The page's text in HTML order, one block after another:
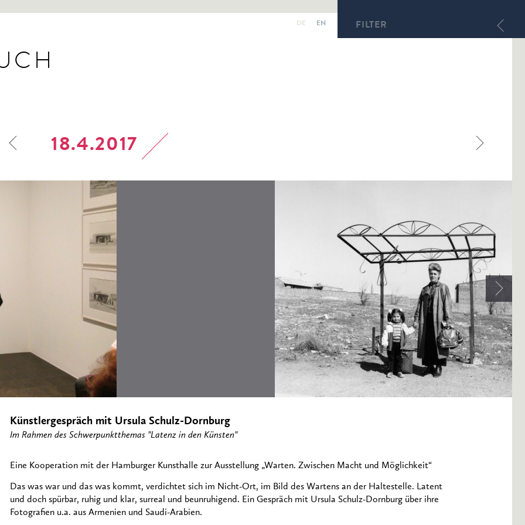
DE EN FILTER
18.4.2017
Künstlergespräch mit Ursula Schulz-Dornburg
Im Rahmen des Schwerpunktthemas "Latenz in den Künsten"
Eine Kooperation mit der Hamburger Kunsthalle zur Ausstellung „Warten. Zwischen Macht und Möglichkeit“
Das was war und das was kommt, verdichtet sich im Nicht-Ort, im Bild des Wartens an der Haltestelle. Latent
und doch spürbar, ruhig und klar, surreal und beunruhigend. Ein Gespräch mit Ursula Schulz-Dornburg über ihre
Fotografien u.a. aus Armenien und Saudi-Arabien.